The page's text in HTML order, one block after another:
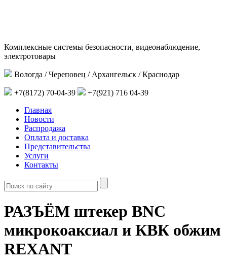
Комплексные системы безопасности, видеонаблюдение,
электротовары
Вологда / Череповец / Архангельск / Краснодар
+7(8172) 70-04-39
+7(921) 716 04-39
Главная
Новости
Распродажа
Оплата и доставка
Представительства
Услуги
Контакты
РАЗЪЁМ штекер BNC
микрокоаксиал и КВК обжим
REXANT